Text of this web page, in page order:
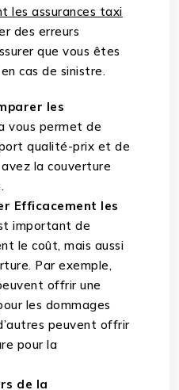
les assurances taxi
des erreurs
que vous êtes
cas de sinistre.
les
vous permet de
qualité-prix et de
la couverture
Efficacement les
important de
le coût, mais aussi
Par exemple,
offrir une
les dommages
peuvent offrir
pour la
de la